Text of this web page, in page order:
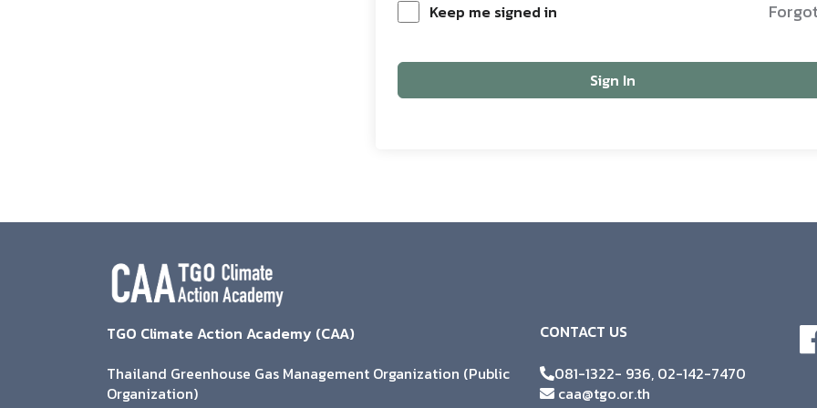
Keep me signed in
Sign In
TGO Climate Action Academy (CAA)
Thailand Greenhouse Gas Management Organization (Public
Organization)
CONTACT US
081-1322- 936, 02-142-7470
caa@tgo.or.th